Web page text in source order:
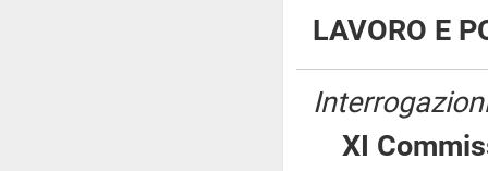
LAVORO E
XI